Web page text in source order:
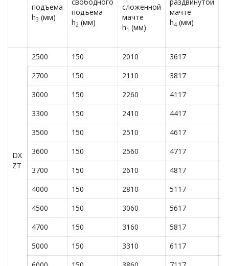
подъема
h3 (мм)
свободного
подъема
h2 (мм)
сложенной
мачте
h1 (мм)
раздвинутой
мачте
h4 (мм)
DX
ZT
2500 150 2010 3617
2700
150 2110 3817
3000
150 2260 4117
3300
150 2410 4417
3500
150 2510 4617
3600
150 2560 4717
3700
150 2610 4817
4000
150 2810 5117
4500
150 3060 5617
4700
150 3160 5817
5000
150 3310 6117